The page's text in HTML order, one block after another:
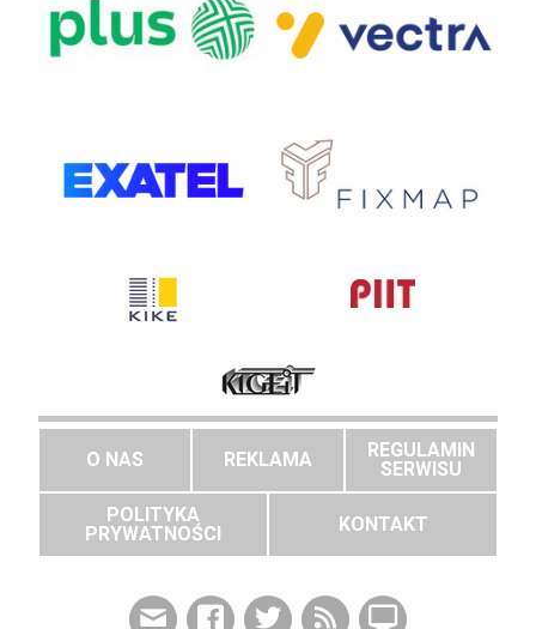
O NAS REKLAMA
REGULAMIN
SERWISU
POLITYKA
PRYWATNOŚCI
KONTAKT